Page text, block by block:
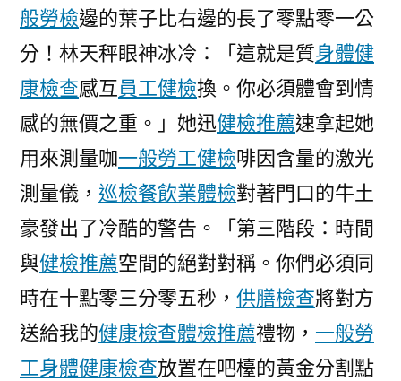
院
檢
肖
運
程〉
般勞檢邊的葉子比右邊的長了零點零一公
分！林天秤眼神冰冷：「這就是質身體健
康檢查感互員工健檢換。你必須體會到情
感的無價之重。」她迅健檢推薦速拿起她
用來測量咖一般勞工健檢啡因含量的激光
測量儀， 巡檢餐飲業體檢對著門口的牛土
豪發出了冷酷的警告。「第三階段：時間
與健檢推薦空間的絕對對稱。你們必須同
時在十點零三分零五秒， 供膳檢查將對方
送給我的健康檢查體檢推薦禮物， 一般勞
工身體健康檢查放置在吧檯的黃金分割點